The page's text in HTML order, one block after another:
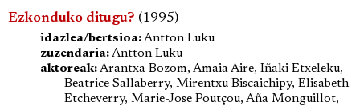
Ezkonduko ditugu? (1995)
idazlea/bertsioa:Antton Luku
zuzendaria:Antton Luku
aktoreak:Arantxa Bozom, Amaia Aire, Iñaki Etxeleku,
Beatrice Sallaberry, Mirentxu Biscaichipy, Elisabeth
Etcheverry, Marie-Jose Poutçou, Aña Monguillot,